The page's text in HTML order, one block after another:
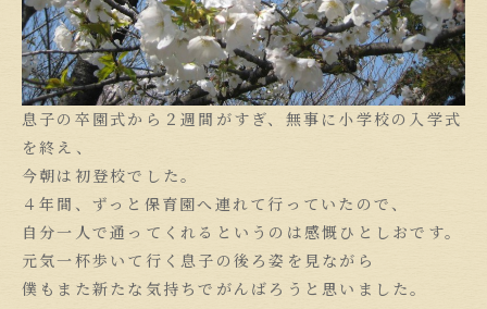
息子の卒園式から２週間がすぎ、無事に小学校の入学式
を終え、
今朝は初登校でした。
４年間、ずっと保育園へ連れて行っていたので、
自分一人で通ってくれるというのは感慨ひとしおです。
元気一杯歩いて行く息子の後ろ姿を見ながら
僕もまた新たな気持ちでがんばろうと思いました。